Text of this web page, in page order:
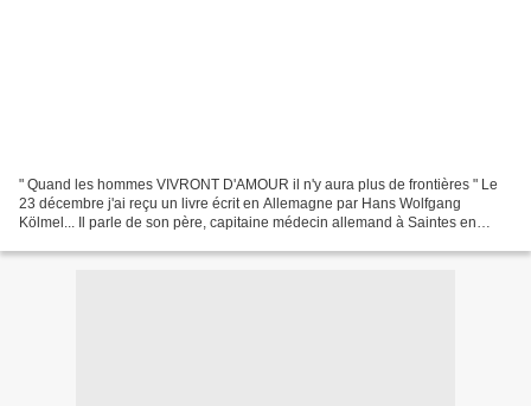
" Quand les hommes VIVRONT D'AMOUR il n'y aura plus de frontières " Le
23 décembre j'ai reçu un livre écrit en Allemagne par Hans Wolfgang
Kölmel... Il parle de son père, capitaine médecin allemand à Saintes en